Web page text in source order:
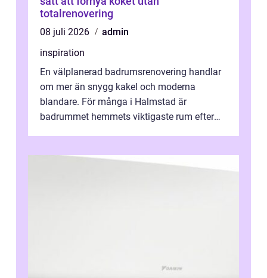
totalrenovering
08 juli 2026
admin
inspiration
En välplanerad badrumsrenovering handlar
om mer än snygg kakel och moderna
blandare. För många i Halmstad är
badrummet hemmets viktigaste rum efter